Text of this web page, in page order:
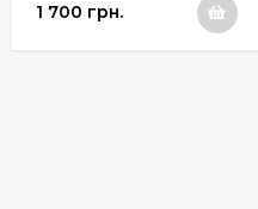
1 700 грн.